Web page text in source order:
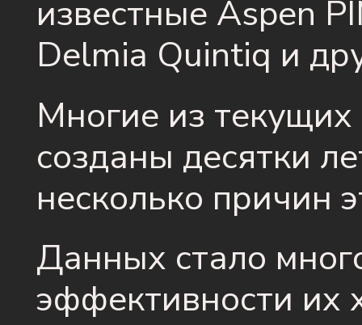
известные Aspen
Delmia Quintiq и
Многие из
созданы десятки
несколько причин
Данных стало
эффективности их